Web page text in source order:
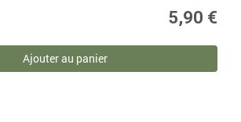
5,90 €
Ajouter au panier